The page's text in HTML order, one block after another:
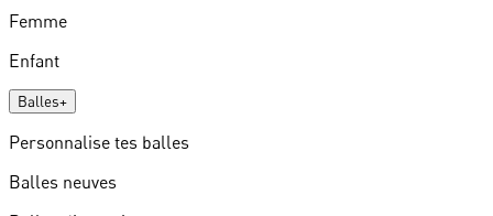
Femme
Enfant
Balles+
Personnalise tes balles
Balles neuves